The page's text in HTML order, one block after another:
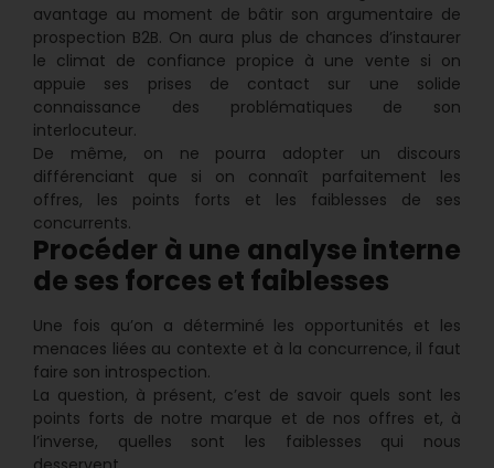
avantage au moment de bâtir son argumentaire de
prospection B2B. On aura plus de chances d’instaurer
le climat de confiance propice à une vente si on
appuie ses prises de contact sur une solide
connaissance des problématiques de son
interlocuteur.
De même, on ne pourra adopter un discours
différenciant que si on connaît parfaitement les
offres, les points forts et les faiblesses de ses
concurrents.
Procéder à une analyse interne
de ses forces et faiblesses
Une fois qu’on a déterminé les opportunités et les
menaces liées au contexte et à la concurrence, il faut
faire son introspection.
La question, à présent, c’est de savoir quels sont les
points forts de notre marque et de nos offres et, à
l’inverse, quelles sont les faiblesses qui nous